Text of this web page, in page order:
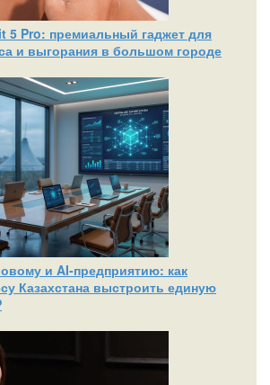
5 Pro: премиальный гаджет для
и выгорания в большом городе
и AI‑предприятию: как
Казахстана выстроить единую